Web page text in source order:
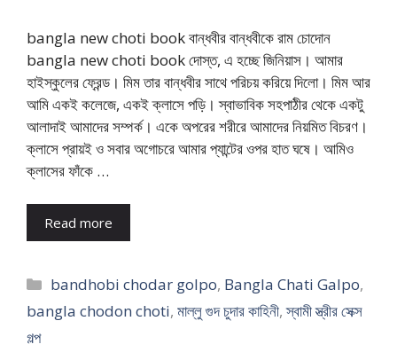
bangla new choti book বান্ধবীর বান্ধবীকে রাম চোদোন
bangla new choti book দোস্ত, এ হচ্ছে জিনিয়াস। আমার
হাইস্কুলের ফ্রেন্ড। মিম তার বান্ধবীর সাথে পরিচয় করিয়ে দিলো। মিম আর
আমি একই কলেজে, একই ক্লাসে পড়ি। স্বাভাবিক সহপাঠীর থেকে একটু
আলাদাই আমাদের সম্পর্ক। একে অপরের শরীরে আমাদের নিয়মিত বিচরণ।
ক্লাসে প্রায়ই ও সবার অগোচরে আমার প্যান্টের ওপর হাত ঘষে। আমিও
ক্লাসের ফাঁকে …
Read more
Categories
bandhobi chodar golpo, Bangla Chati Galpo,
bangla chodon choti, মাল্লু গুদ চুদার কাহিনী,স্বামী স্ত্রীর সেক্স
গল্প